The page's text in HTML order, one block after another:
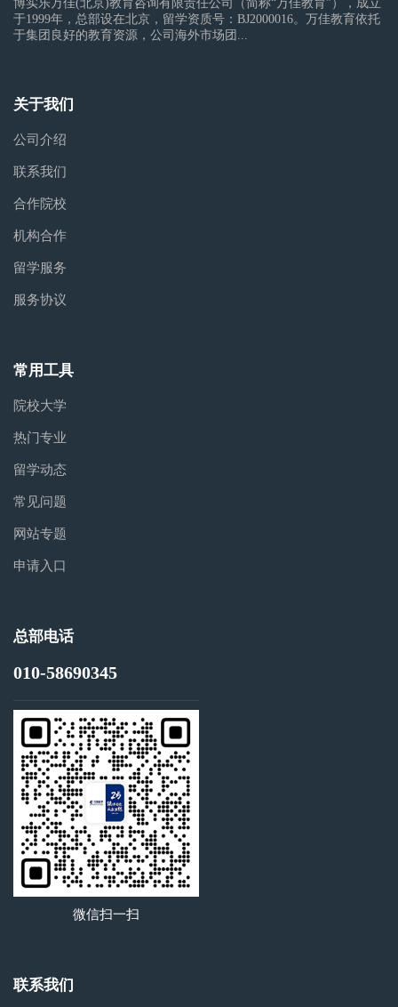
博实乐万佳(北京)教育咨询有限责任公司（简称“万佳教育”），成立
于1999年，总部设在北京，留学资质号：BJ2000016。万佳教育依托
于集团良好的教育资源，公司海外市场团...
关于我们
公司介绍
联系我们
合作院校
机构合作
留学服务
服务协议
常用工具
院校大学
热门专业
留学动态
常见问题
网站专题
申请入口
总部电话
010-58690345
微信扫一扫
联系我们